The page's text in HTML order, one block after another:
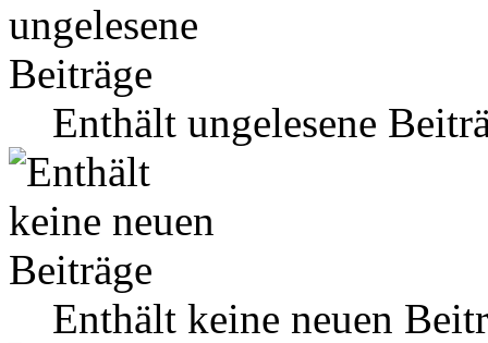
Enthält ungelesene
Enthält keine neuen